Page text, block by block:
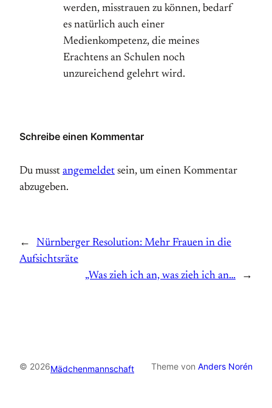
werden, misstrauen zu können, bedarf
es natürlich auch einer
Medienkompetenz, die meines
Erachtens an Schulen noch
unzureichend gelehrt wird.
Schreibe einen Kommentar
Du musst angemeldet sein, um einen Kommentar
abzugeben.
←
Nürnberger Resolution: Mehr Frauen in die
Aufsichtsräte
„Was zieh ich an, was zieh ich an…
→
© 2026Mädchenmannschaft Theme von Anders Norén